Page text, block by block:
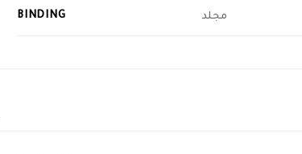
BINDING مجلد